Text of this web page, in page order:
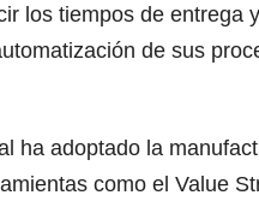
los tiempos de entrega
de sus
ha adoptado la
como el Value